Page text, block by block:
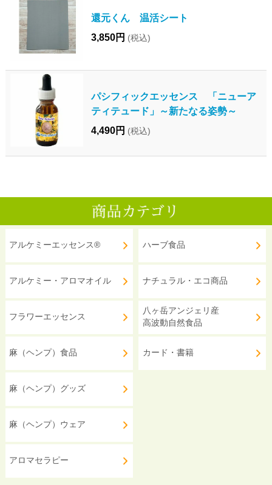
還元くん 温活シート
3,850円 (税込)
パシフィックエッセンス 「ニューア
ティテュード」～新たなる姿勢～
4,490円 (税込)
アルケミーエッセンス®
アルケミー・アロマオイル
フラワーエッセンス
麻（ヘンプ）食品
麻（ヘンプ）グッズ
麻（ヘンプ）ウェア
アロマセラピー
ハーブ食品
ナチュラル・エコ商品
八ヶ岳アンジェリ産
高波動自然食品
カード・書籍